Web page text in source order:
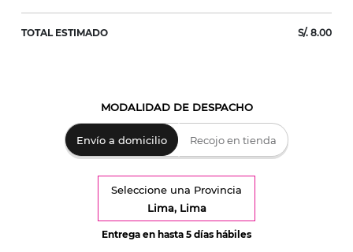
TOTAL ESTIMADO S/. 8.00
MODALIDAD DE DESPACHO
Envío a domicilio Recojo en tienda
Seleccione una Provincia
Lima, Lima
Entrega en hasta 5 días hábiles